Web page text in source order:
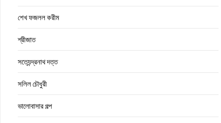
শেখ ফজলল করীম
শ্রীজাত
সত্যেন্দ্রনাথ দত্ত
সলিল চৌধুরী
ভালোবাসার গল্প